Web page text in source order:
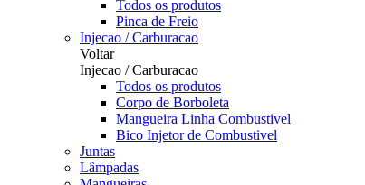
Todos os produtos
Pinca de Freio
Injecao / Carburacao
Voltar
Injecao / Carburacao
Todos os produtos
Corpo de Borboleta
Mangueira Linha Combustivel
Bico Injetor de Combustivel
Juntas
Lâmpadas